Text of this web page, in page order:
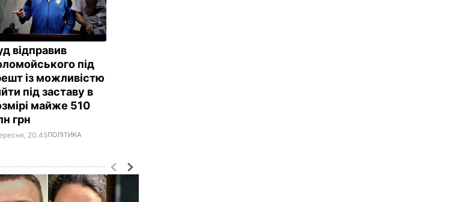
відправив
під
із можливістю
під заставу в
майже 510
грн
20.45ПОЛІТИКА